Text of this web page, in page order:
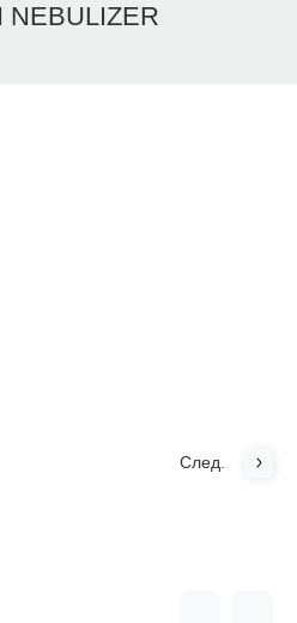
NEBULIZER
След.